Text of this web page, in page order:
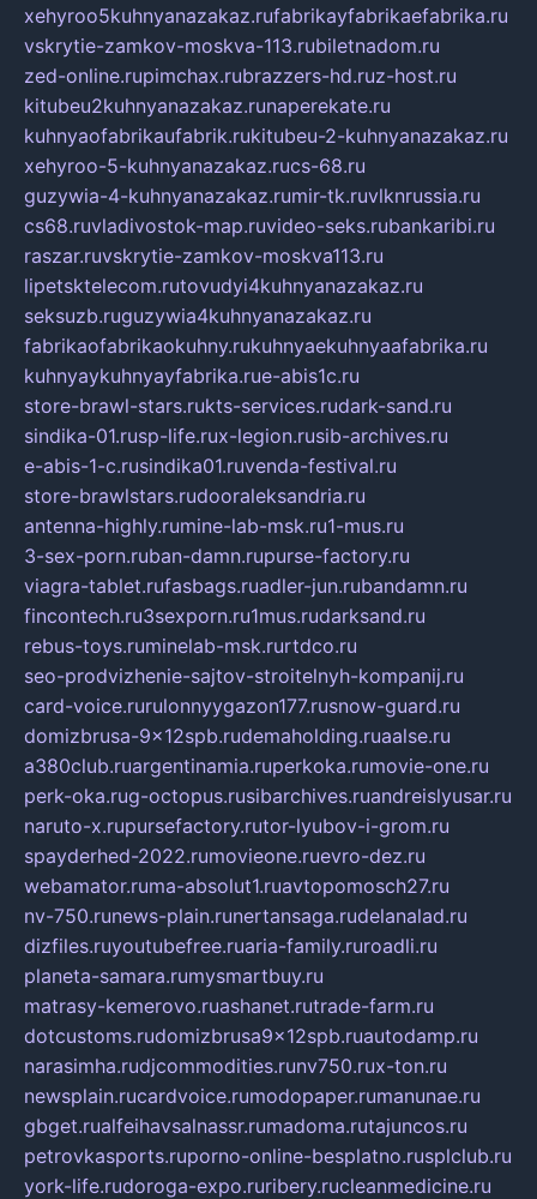
xehyroo5kuhnyanazakaz.rufabrikayfabrikaefabrika.ru
vskrytie-zamkov-moskva-113.rubiletnadom.ru
zed-online.rupimchax.rubrazzers-hd.ruz-host.ru
kitubeu2kuhnyanazakaz.runaperekate.ru
kuhnyaofabrikaufabrik.rukitubeu-2-kuhnyanazakaz.ru
xehyroo-5-kuhnyanazakaz.rucs-68.ru
guzywia-4-kuhnyanazakaz.rumir-tk.ruvlknrussia.ru
cs68.ruvladivostok-map.ruvideo-seks.rubankaribi.ru
raszar.ruvskrytie-zamkov-moskva113.ru
lipetsktelecom.rutovudyi4kuhnyanazakaz.ru
seksuzb.ruguzywia4kuhnyanazakaz.ru
fabrikaofabrikaokuhny.rukuhnyaekuhnyaafabrika.ru
kuhnyaykuhnyayfabrika.rue-abis1c.ru
store-brawl-stars.rukts-services.rudark-sand.ru
sindika-01.rusp-life.rux-legion.rusib-archives.ru
e-abis-1-c.rusindika01.ruvenda-festival.ru
store-brawlstars.rudooraleksandria.ru
antenna-highly.rumine-lab-msk.ru1-mus.ru
3-sex-porn.ruban-damn.rupurse-factory.ru
viagra-tablet.rufasbags.ruadler-jun.rubandamn.ru
fincontech.ru3sexporn.ru1mus.rudarksand.ru
rebus-toys.ruminelab-msk.rurtdco.ru
seo-prodvizhenie-sajtov-stroitelnyh-kompanij.ru
card-voice.rurulonnyygazon177.rusnow-guard.ru
domizbrusa-9x12spb.rudemaholding.ruaalse.ru
a380club.ruargentinamia.ruperkoka.rumovie-one.ru
perk-oka.rug-octopus.rusibarchives.ruandreislyusar.ru
naruto-x.rupursefactory.rutor-lyubov-i-grom.ru
spayderhed-2022.rumovieone.ruevro-dez.ru
webamator.ruma-absolut1.ruavtopomosch27.ru
nv-750.runews-plain.runertansaga.rudelanalad.ru
dizfiles.ruyoutubefree.ruaria-family.ruroadli.ru
planeta-samara.rumysmartbuy.ru
matrasy-kemerovo.ruashanet.rutrade-farm.ru
dotcustoms.rudomizbrusa9x12spb.ruautodamp.ru
narasimha.rudjcommodities.runv750.rux-ton.ru
newsplain.rucardvoice.rumodopaper.rumanunae.ru
gbget.rualfeihavsalnassr.rumadoma.rutajuncos.ru
petrovkasports.ruporno-online-besplatno.rusplclub.ru
york-life.rudoroga-expo.ruribery.rucleanmedicine.ru